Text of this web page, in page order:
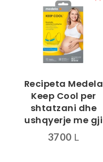
Recipeta Medela
Keep Cool per
shtatzani dhe
ushqyerje me gji
3700 L